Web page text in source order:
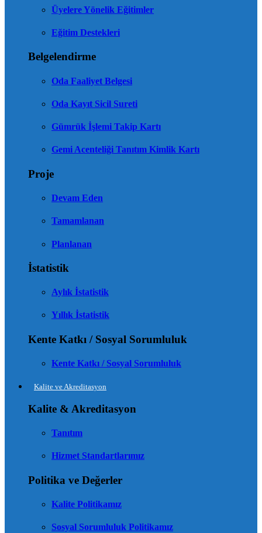
Üyelere Yönelik Eğitimler
Eğitim Destekleri
Belgelendirme
Oda Faaliyet Belgesi
Oda Kayıt Sicil Sureti
Gümrük İşlemi Takip Kartı
Gemi Acenteliği Tanıtım Kimlik Kartı
Proje
Devam Eden
Tamamlanan
Planlanan
İstatistik
Aylık İstatistik
Yıllık İstatistik
Kente Katkı / Sosyal Sorumluluk
Kente Katkı / Sosyal Sorumluluk
Kalite ve Akreditasyon
Kalite & Akreditasyon
Tanıtım
Hizmet Standartlarımız
Politika ve Değerler
Kalite Politikamız
Sosyal Sorumluluk Politikamız